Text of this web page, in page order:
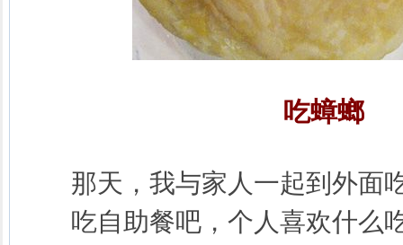
吃蟑螂
那天，我与家人一起到外面
吃自助餐吧，个人喜欢什么